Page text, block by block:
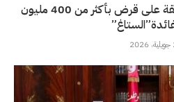
صدر بالرائد الرسمي: الموافقة على قرض بأكثر من 400 مليون